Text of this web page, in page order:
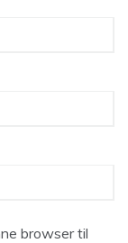
browser til